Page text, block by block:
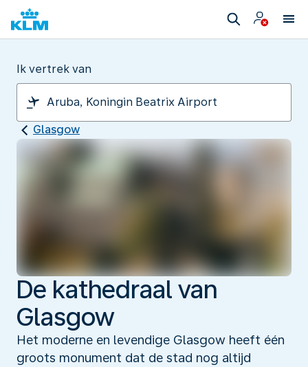
Ik vertrek van
Glasgow
De kathedraal van
Glasgow
Het moderne en levendige Glasgow heeft één
groots monument dat de stad nog altijd